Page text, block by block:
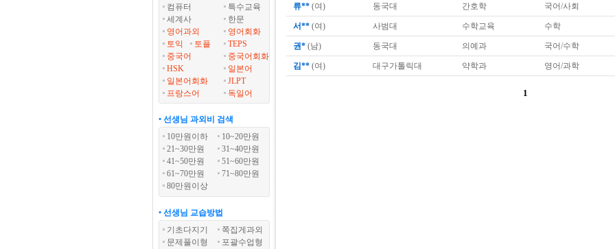
컴퓨터
특수교육
세계사
한문
영어과외
영어회화
토익
토플
TEPS
중국어
중국어회화
HSK
일본어
일본어회화
JLPT
프랑스어
독일어
• 선생님 과외비 검색
10만원이하
10~20만원
21~30만원
31~40만원
41~50만원
51~60만원
61~70만원
71~80만원
80만원이상
• 선생님 교습방법
기초다지기
쪽집게과외
문제풀이형
포괄수업형
류** (여) 동국대 간호학 국어/사회
서** (여) 사범대 수학교육 수학
권* (남) 동국대 의예과 국어/수학
김** (여) 대구가톨릭대 약학과 영어/과학
1